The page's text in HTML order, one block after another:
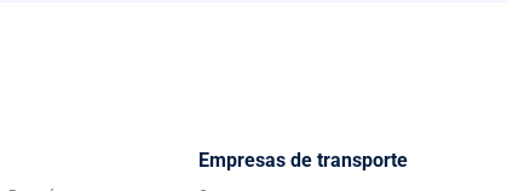
Empresas de transporte